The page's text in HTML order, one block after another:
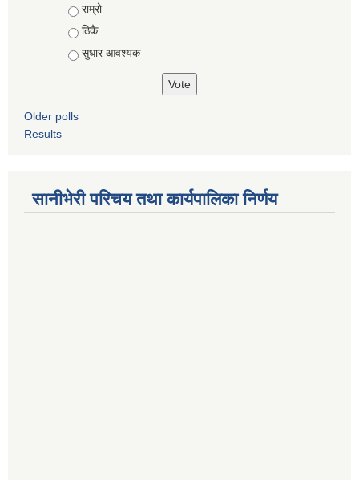
राम्रो
ठिकै
सुधार आवश्यक
Older polls
Results
सानीभेरी परिचय तथा कार्यपालिका निर्णय